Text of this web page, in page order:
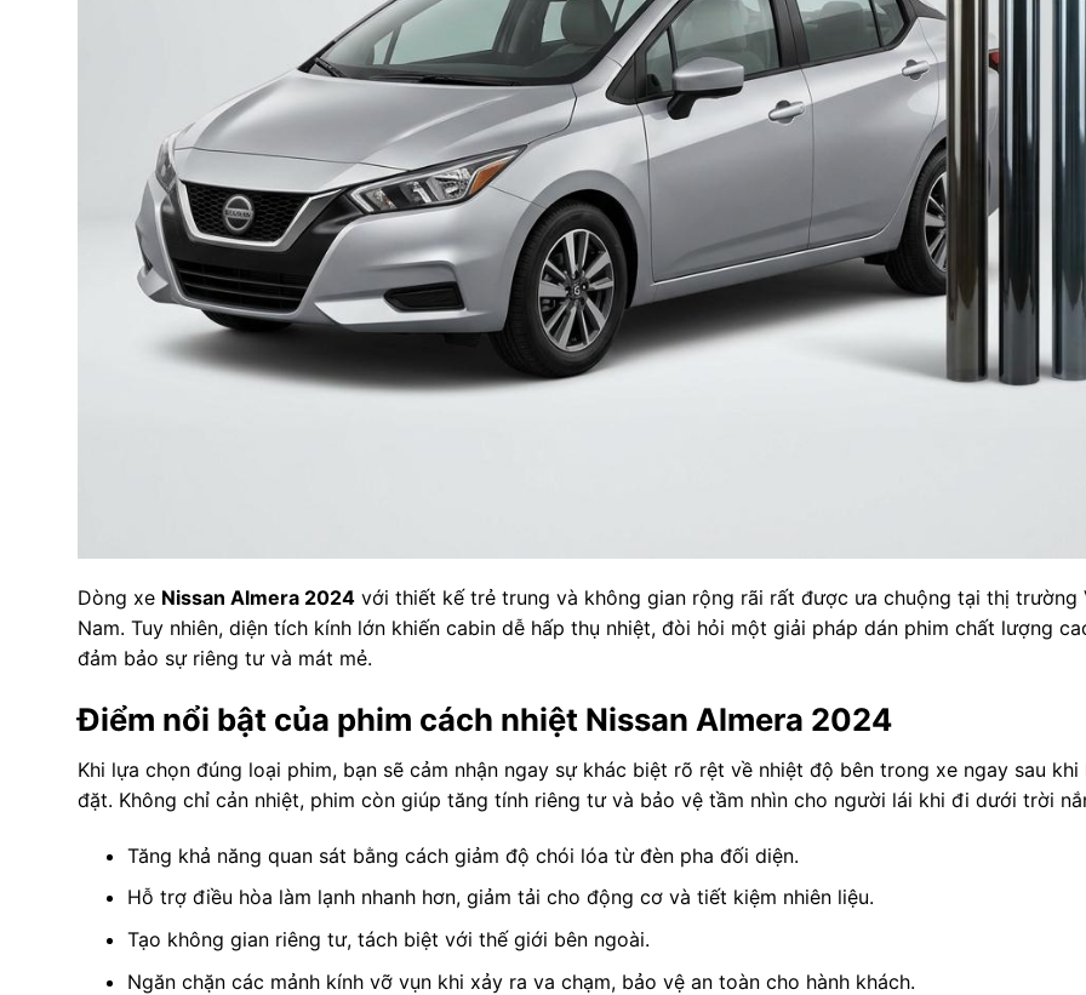
Dòng xe Nissan Almera 2024với thiết kế trẻ trung và không gian rộng rãi rất được ưa chuộng tại thị trường
Nam. Tuy nhiên, diện tích kính lớn khiến cabin dễ hấp thụ nhiệt, đòi hỏi một giải pháp dán phim chất lượng
đảm bảo sự riêng tư và mát mẻ.
Điểm nổi bật của phim cách nhiệt Nissan Almera 2024
Khi lựa chọn đúng loại phim, bạn sẽ cảm nhận ngay sự khác biệt rõ rệt về nhiệt độ bên trong xe ngay sau khi
đặt. Không chỉ cản nhiệt, phim còn giúp tăng tính riêng tư và bảo vệ tầm nhìn cho người lái khi đi dưới trời
Tăng khả năng quan sát bằng cách giảm độ chói lóa từ đèn pha đối diện.
Hỗ trợ điều hòa làm lạnh nhanh hơn, giảm tải cho động cơ và tiết kiệm nhiên liệu.
Tạo không gian riêng tư, tách biệt với thế giới bên ngoài.
Ngăn chặn các mảnh kính vỡ vụn khi xảy ra va chạm, bảo vệ an toàn cho hành khách.